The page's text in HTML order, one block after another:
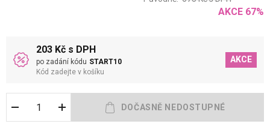
AKCE 67%
203 Kč s DPH
po zadání kódu START10
Kód zadejte v košíku
AKCE